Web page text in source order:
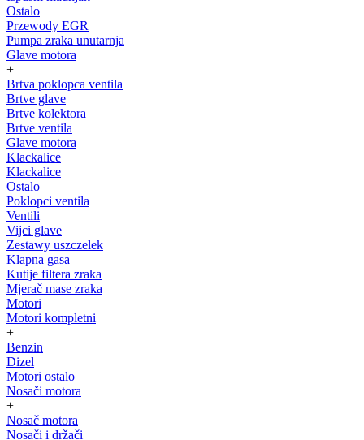
Ostalo
Przewody EGR
Pumpa zraka unutarnja
Glave motora
+
Brtva poklopca ventila
Brtve glave
Brtve kolektora
Brtve ventila
Glave motora
Klackalice
Klackalice
Ostalo
Poklopci ventila
Ventili
Vijci glave
Zestawy uszczelek
Klapna gasa
Kutije filtera zraka
Mjerač mase zraka
Motori
Motori kompletni
+
Benzin
Dizel
Motori ostalo
Nosači motora
+
Nosač motora
Nosači i držači